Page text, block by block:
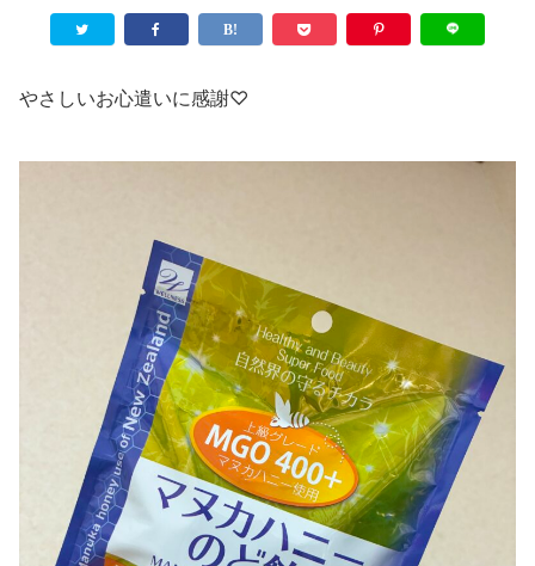
やさしいお心遣いに感謝♡